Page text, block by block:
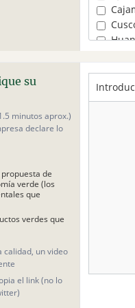
Ica
Junín
La
su
minutos aprox.)
declare lo
de
verde (los
que
verdes que
calidad, un video
el link (no lo